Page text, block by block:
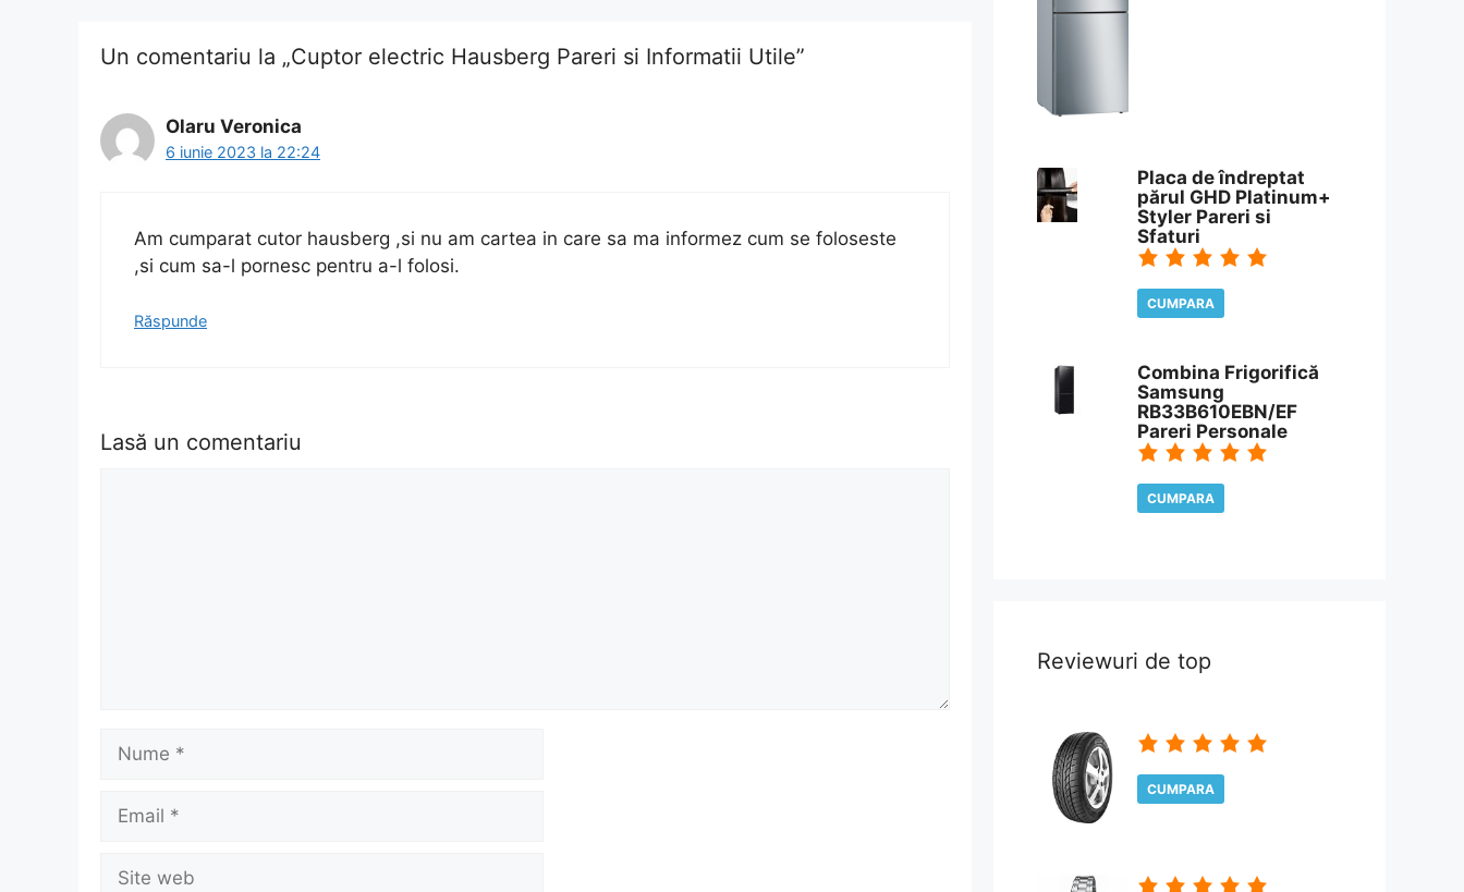
Un comentariu la „Cuptor electric Hausberg Pareri si Informatii Utile”
Olaru Veronica
6 iunie 2023 la 22:24
Am cumparat cutor hausberg ,si nu am cartea in care sa ma informez cum se foloseste
,si cum sa-l pornesc pentru a-l folosi.
Răspunde
Lasă un comentariu
Placa de îndreptat
părul GHD Platinum+
Styler Pareri si
Sfaturi
CUMPARA
Combina Frigorifică
Samsung
RB33B610EBN/EF
Pareri Personale
CUMPARA
Reviewuri de top
CUMPARA